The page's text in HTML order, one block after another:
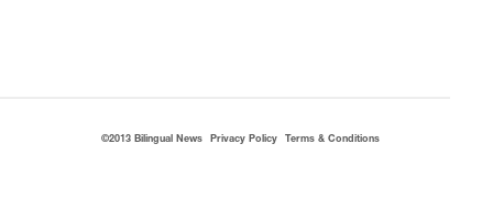
©2013 Bilingual News Privacy Policy Terms & Conditions